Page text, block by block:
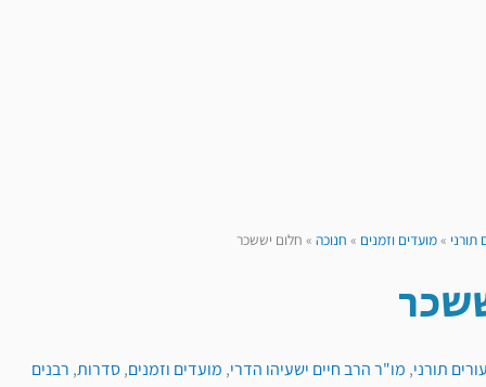
תורני »מועדים וזמנים » חנוכה » חלום יששכר
תורני, מו"ר הרב חיים ישעיהו הדרי, מועדים וזמנים,סדרות, רבנים